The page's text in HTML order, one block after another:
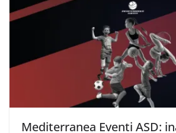
Mediterranea Eventi ASD: